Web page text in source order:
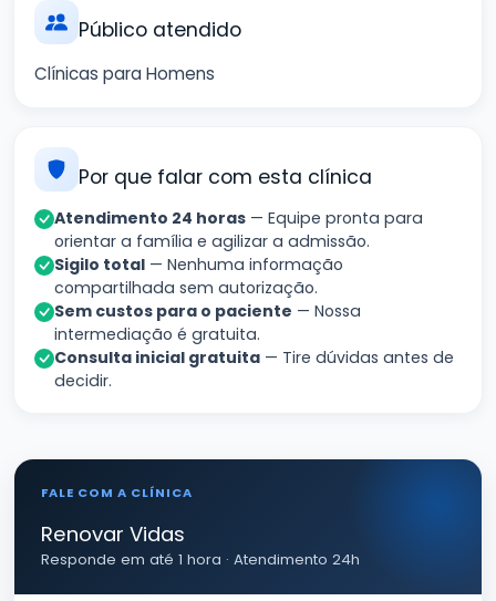
Público atendido
Clínicas para Homens
Por que falar com esta clínica
Atendimento 24 horas — Equipe pronta para
orientar a família e agilizar a admissão.
Sigilo total — Nenhuma informação
compartilhada sem autorização.
Sem custos para o paciente — Nossa
intermediação é gratuita.
Consulta inicial gratuita — Tire dúvidas antes de
decidir.
FALE COM A CLÍNICA
Renovar Vidas
Responde em até 1 hora · Atendimento 24h